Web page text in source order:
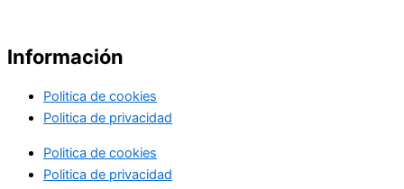
Información
Politica de cookies
Politica de privacidad
Politica de cookies
Politica de privacidad